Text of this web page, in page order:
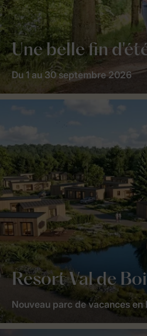
Une belle fin
Du 1 au 30 septembre 2026
Resort Val de
Nouveau parc de vacances en